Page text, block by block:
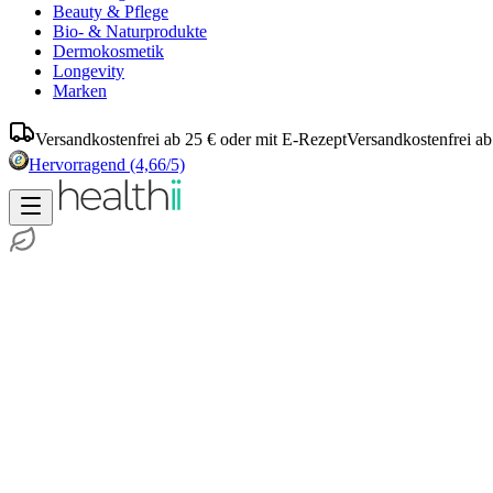
Beauty & Pflege
Bio- & Naturprodukte
Dermokosmetik
Longevity
Marken
Versandkostenfrei ab 25 € oder mit E-RezeptVersandkostenfrei
Hervorragend (4,66/5)